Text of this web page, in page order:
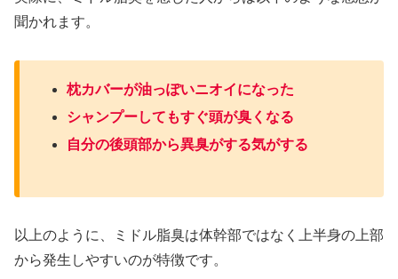
聞かれます。
枕カバーが油っぽいニオイになった
シャンプーしてもすぐ頭が臭くなる
自分の後頭部から異臭がする気がする
以上のように、ミドル脂臭は体幹部ではなく上半身の上部
から発生しやすいのが特徴です。